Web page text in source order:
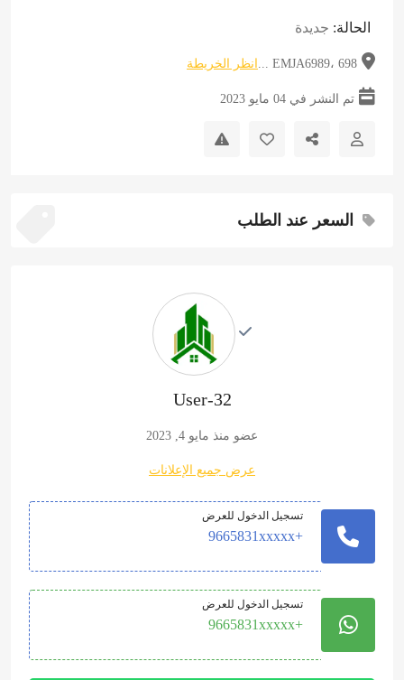
الحالة: جديدة
EMJA6989، 698 ... انظر الخريطة
تم النشر في 04 مايو 2023
السعر عند الطلب
User-32
عضو منذ مايو 4, 2023
عرض جميع الإعلانات
تسجيل الدخول للعرض
+9665831xxxxx
تسجيل الدخول للعرض
+9665831xxxxx